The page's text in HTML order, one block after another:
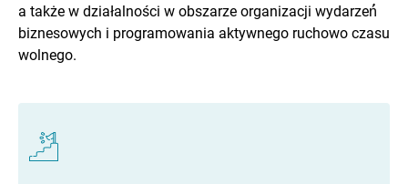
a także w działalności w obszarze organizacji wydarzeń́
biznesowych i programowania aktywnego ruchowo czasu
wolnego.